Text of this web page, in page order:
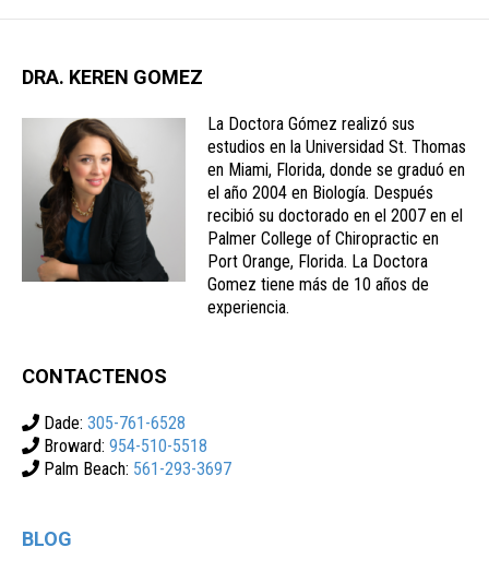
DRA. KEREN GOMEZ
La Doctora Gómez realizó sus
estudios en la Universidad St. Thomas
en Miami, Florida, donde se graduó en
el año 2004 en Biología. Después
recibió su doctorado en el 2007 en el
Palmer College of Chiropractic en
Port Orange, Florida. La Doctora
Gomez tiene más de 10 años de
experiencia.
CONTACTENOS
Dade: 305-761-6528
Broward: 954-510-5518
Palm Beach: 561-293-3697
BLOG